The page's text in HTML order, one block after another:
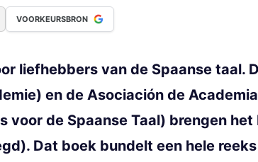
VOORKEURSBRON
liefhebbers van de Spaanse taal.
en de Asociación de
voor de Spaanse Taal) brengen
Dat boek bundelt een hele